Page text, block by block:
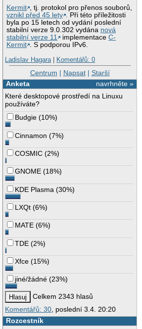
Kermit , tj. protokol pro přenos souborů,
vznikl před 45 lety . Při této příležitosti
byla po 15 letech od vydání poslední
stabilní verze 9.0.302 vydána nová
stabilní verze 11
implementaceC-
Kermit . S podporou IPv6.
Ladislav Hagara| Komentářů: 0
Centrum | Napsat| Starší
navrhněte »
Anketa
Které desktopové prostředí na Linuxu
používáte?
Budgie (10%)
Cinnamon (7%)
COSMIC (2%)
GNOME (18%)
KDE Plasma (30%)
LXQt (6%)
MATE (6%)
TDE (2%)
Xfce (15%)
jiné/žádné (23%)
Celkem 2343 hlasů
Komentářů: 30 , poslední 3.4. 20:20
Rozcestník